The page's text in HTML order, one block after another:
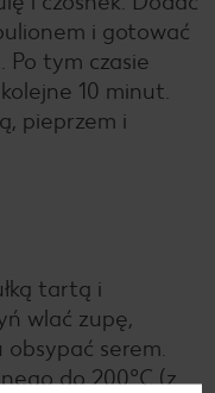
i gotować
Po tym czasie
10 minut.
pieprzem i
tartą i
wlać zupę,
serem.
do 200ºC (z